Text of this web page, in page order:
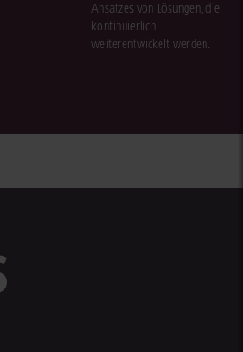
Ansatzes von Lösungen, die
kontinuierlich
weiterentwickelt werden.